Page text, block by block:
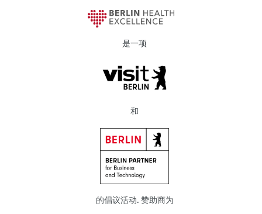
是一项
和
的倡议活动. 赞助商为